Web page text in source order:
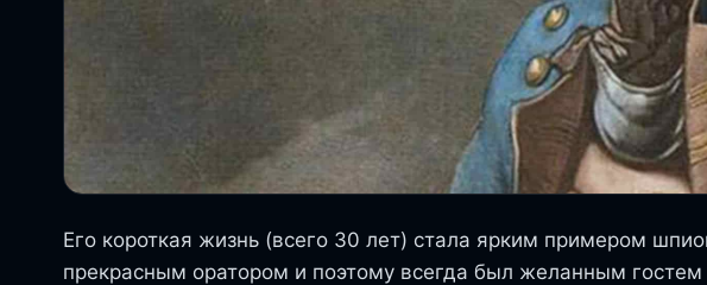
Его короткая жизнь (всего 30 лет) стала ярким примером
прекрасным оратором и поэтому всегда был желанным